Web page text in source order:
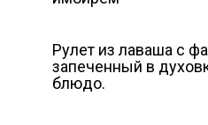
Рулет из лаваша с
запеченный в
блюдо.